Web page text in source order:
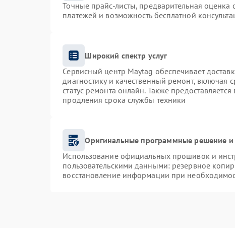
Точные прайс-листы, предварительная оценка
платежей и возможность бесплатной
Широкий спектр услуг
Сервисный центр Maytag обеспечивает
диагностику и качественный ремонт, включая
статус ремонта онлайн. Также
продления срока службы техники
Оригинальные программные решение
Использование официальных прошивок и
пользовательскими данными: резервное
восстановление информации при